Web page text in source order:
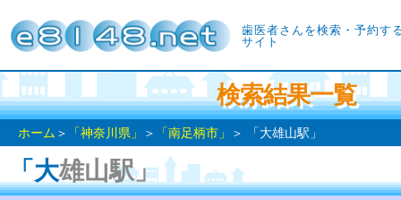
歯医者さんを検索・予約す
サイト
検索結果一覧
ホーム ＞ 「神奈川県」 ＞ 「南足柄市」 ＞ 「大雄山駅」
「大雄山駅」